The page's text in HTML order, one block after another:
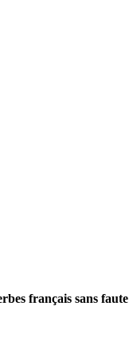
français sans faute